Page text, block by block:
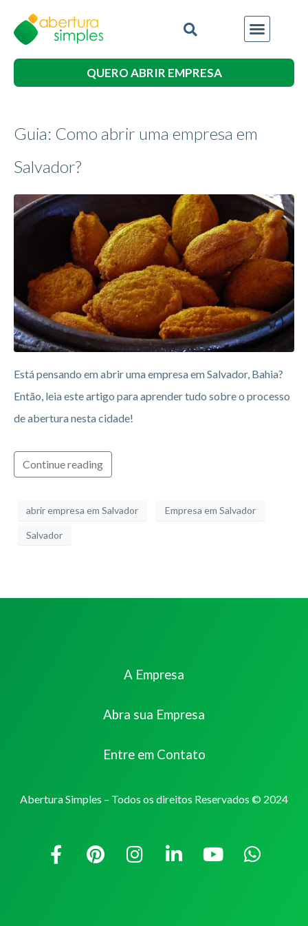
QUERO ABRIR EMPRESA
Guia: Como abrir uma empresa em
Salvador?
Está pensando em abrir uma empresa em Salvador, Bahia?
Então, leia este artigo para aprender tudo sobre o processo
de abertura nesta cidade!
Continue reading
abrir empresa em Salvador Empresa em Salvador
Salvador
A Empresa
Abra sua Empresa
Entre em Contato
Abertura Simples – Todos os direitos Reservados © 2024